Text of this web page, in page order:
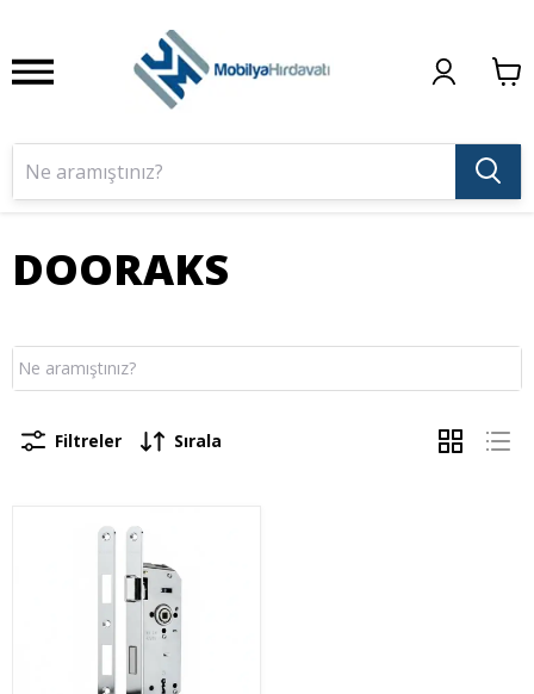
DOORAKS
Filtreler Sırala